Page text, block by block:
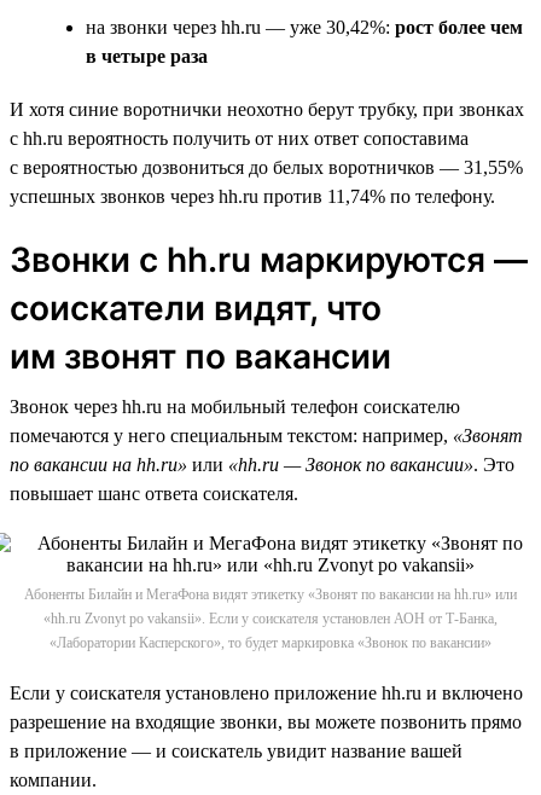
на звонки через hh.ru — уже 30,42%: рост более чем
в четыре раза
И хотя синие воротнички неохотно берут трубку, при звонках
с hh.ru вероятность получить от них ответ сопоставима
с вероятностью дозвониться до белых воротничков — 31,55%
успешных звонков через hh.ru против 11,74% по телефону.
Звонки с hh.ru маркируются —
соискатели видят, что
им звонят по вакансии
Звонок через hh.ru на мобильный телефон соискателю
помечаются у него специальным текстом: например, «Звонят
по вакансии на hh.ru» или «hh.ru — Звонок по вакансии». Это
повышает шанс ответа соискателя.
Абоненты Билайн и МегаФона видят этикетку «Звонят по вакансии на hh.ru» или
«hh.ru Zvonyt po vakansii». Если у соискателя установлен АОН от Т-Банка,
«Лаборатории Касперского», то будет маркировка «Звонок по вакансии»
Если у соискателя установлено приложение hh.ru и включено
разрешение на входящие звонки, вы можете позвонить прямо
в приложение — и соискатель увидит название вашей
компании.